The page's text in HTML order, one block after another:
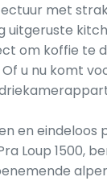
met
uitgeruste
om koffie te
u nu komt
en eindeloos
Loup 1500,